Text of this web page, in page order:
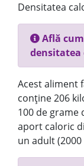
Densitatea
Află
densitatea
Acest aliment
conține 206
100 de grame
aport caloric
un adult (2000